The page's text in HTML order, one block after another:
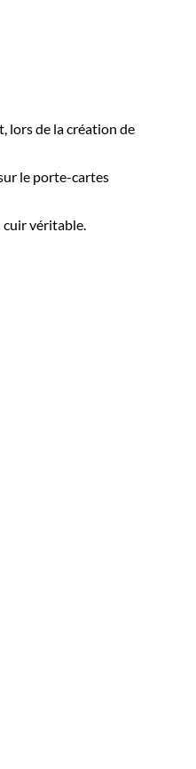
lors de la création de
le porte-cartes
cuir véritable.